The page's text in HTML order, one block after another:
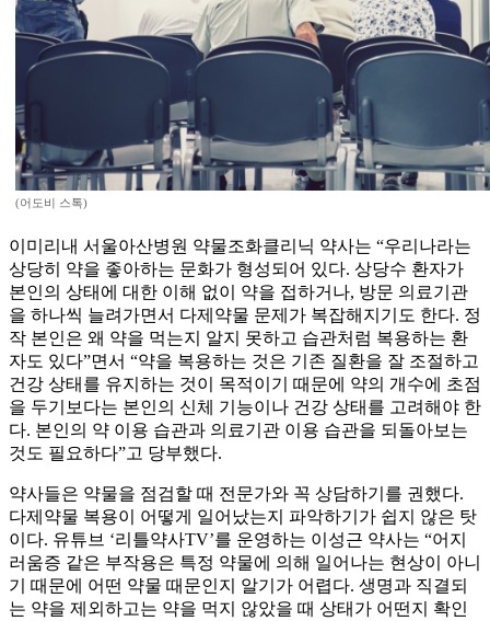
(어도비 스톡)
이미리내 서울아산병원 약물조화클리닉 약사는 “우리나라는
상당히 약을 좋아하는 문화가 형성되어 있다. 상당수 환자가
본인의 상태에 대한 이해 없이 약을 접하거나, 방문 의료기관
을 하나씩 늘려가면서 다제약물 문제가 복잡해지기도 한다. 정
작 본인은 왜 약을 먹는지 알지 못하고 습관처럼 복용하는 환
자도 있다”면서 “약을 복용하는 것은 기존 질환을 잘 조절하고
건강 상태를 유지하는 것이 목적이기 때문에 약의 개수에 초점
을 두기보다는 본인의 신체 기능이나 건강 상태를 고려해야 한
다. 본인의 약 이용 습관과 의료기관 이용 습관을 되돌아보는
것도 필요하다”고 당부했다.
약사들은 약물을 점검할 때 전문가와 꼭 상담하기를 권했다.
다제약물 복용이 어떻게 일어났는지 파악하기가 쉽지 않은 탓
이다. 유튜브 ‘리틀약사TV’를 운영하는 이성근 약사는 “어지
러움증 같은 부작용은 특정 약물에 의해 일어나는 현상이 아니
기 때문에 어떤 약물 때문인지 알기가 어렵다. 생명과 직결되
는 약을 제외하고는 약을 먹지 않았을 때 상태가 어떤지 확인